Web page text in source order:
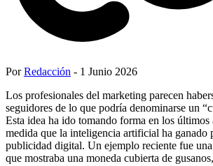
PorRedacción - 1 Junio 2026
Los profesionales del marketing parecen
seguidores de lo que podría denominarse un
Esta idea ha ido tomando forma en los últimos
medida que la inteligencia artificial ha ganado
publicidad digital. Un ejemplo reciente fue
que mostraba una moneda cubierta de